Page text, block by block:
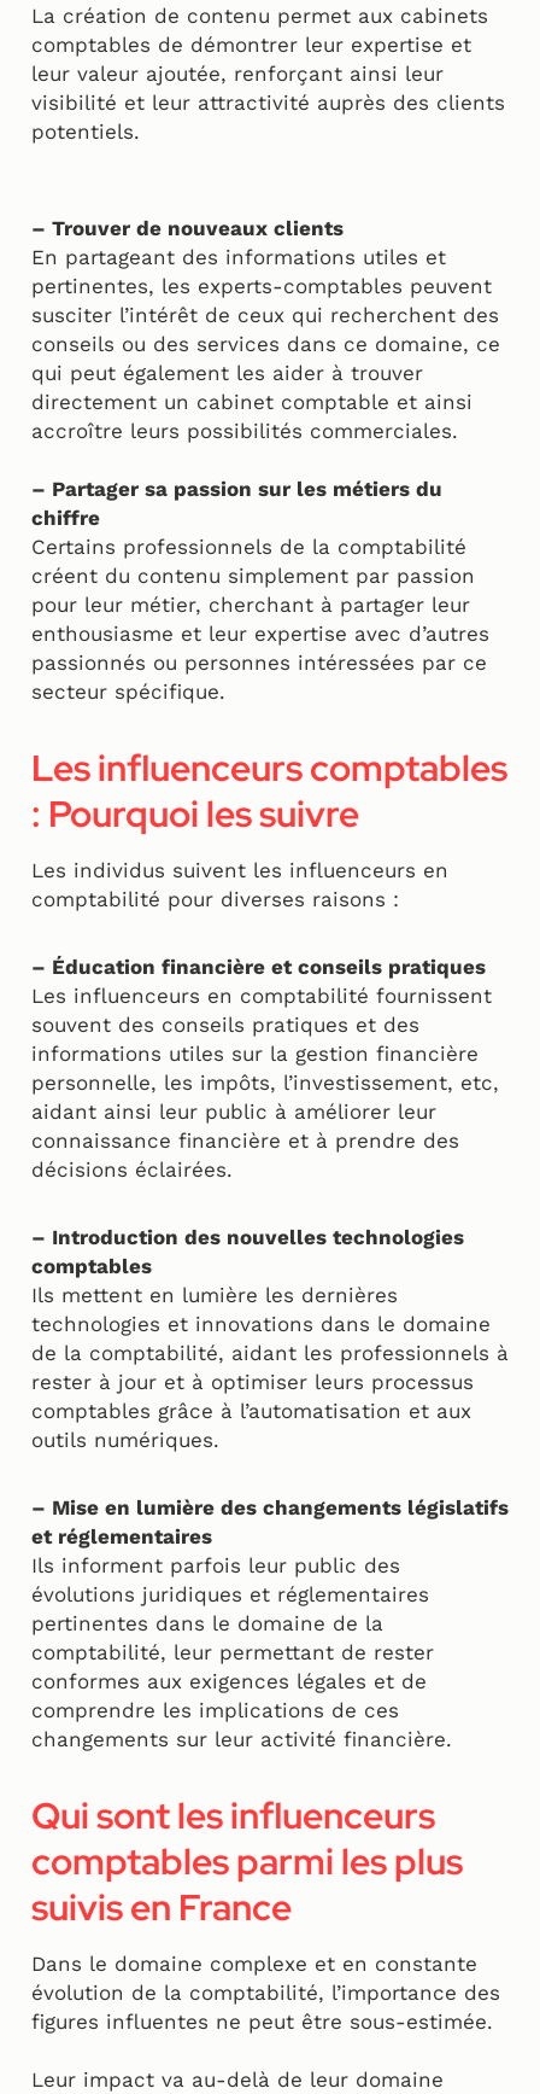
La création de contenu permet aux cabinets
comptables de démontrer leur expertise et
leur valeur ajoutée, renforçant ainsi leur
visibilité et leur attractivité auprès des clients
potentiels.
– Trouver de nouveaux clients
En partageant des informations utiles et
pertinentes, les experts-comptables peuvent
susciter l’intérêt de ceux qui recherchent des
conseils ou des services dans ce domaine, ce
qui peut également les aider à trouver
directement un cabinet comptable et ainsi
accroître leurs possibilités commerciales.
– Partager sa passion sur les métiers du
chiffre
Certains professionnels de la comptabilité
créent du contenu simplement par passion
pour leur métier, cherchant à partager leur
enthousiasme et leur expertise avec d’autres
passionnés ou personnes intéressées par ce
secteur spécifique.
Les influenceurs comptables
: Pourquoi les suivre
Les individus suivent les influenceurs en
comptabilité pour diverses raisons :
– Éducation financière et conseils pratiques
Les influenceurs en comptabilité fournissent
souvent des conseils pratiques et des
informations utiles sur la gestion financière
personnelle, les impôts, l’investissement, etc,
aidant ainsi leur public à améliorer leur
connaissance financière et à prendre des
décisions éclairées.
– Introduction des nouvelles technologies
comptables
Ils mettent en lumière les dernières
technologies et innovations dans le domaine
de la comptabilité, aidant les professionnels à
rester à jour et à optimiser leurs processus
comptables grâce à l’automatisation et aux
outils numériques.
– Mise en lumière des changements législatifs
et réglementaires
Ils informent parfois leur public des
évolutions juridiques et réglementaires
pertinentes dans le domaine de la
comptabilité, leur permettant de rester
conformes aux exigences légales et de
comprendre les implications de ces
changements sur leur activité financière.
Qui sont les influenceurs
comptables parmi les plus
suivis en France
Dans le domaine complexe et en constante
évolution de la comptabilité, l’importance des
figures influentes ne peut être sous-estimée.
Leur impact va au-delà de leur domaine